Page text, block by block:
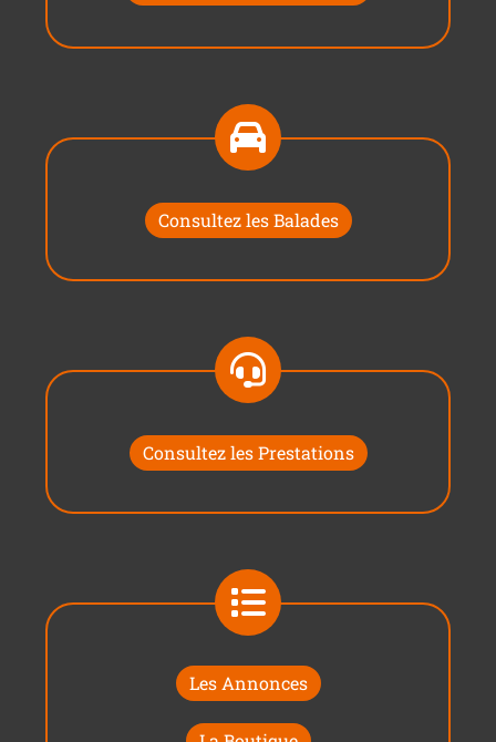
Consultez les Balades
Consultez les Prestations
Les Annonces